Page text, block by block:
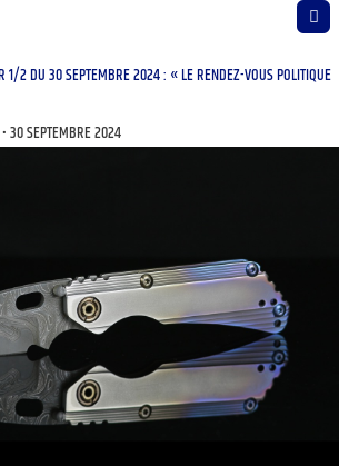
1/2 DU 30 SEPTEMBRE 2024 : « LE RENDEZ-VOUS POLITIQUE
30 SEPTEMBRE 2024